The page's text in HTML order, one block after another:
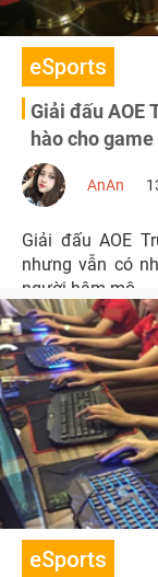
eSports
Giải đấu AOE
hào cho
AnAn
Giải đấu AOE
nhưng vẫn có
người hâm mộ.
eSports